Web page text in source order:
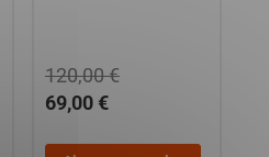
69,00 €
120,00 €